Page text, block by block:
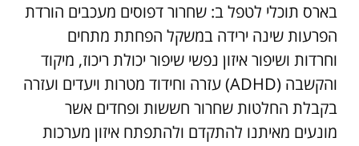
בארס תוכלי לטפל ב: שחרור דפוסים מעכבים הורדת
הפרעות שינה ירידה במשקל הפחתת מתחים
וחרדות ושיפור איזון נפשי שיפור יכולת ריכוז, מיקוד
והקשבה (ADHD) עזרה וחידוד מטרות ויעדים ועזרה
בקבלת החלטות שחרור חששות ופחדים אשר
מונעים מאיתנו להתקדם ולהתפתח איזון מערכות